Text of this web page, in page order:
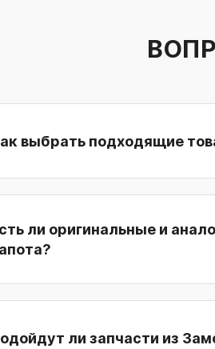
выбрать подходящие
ли оригинальные и
ли запчасти из